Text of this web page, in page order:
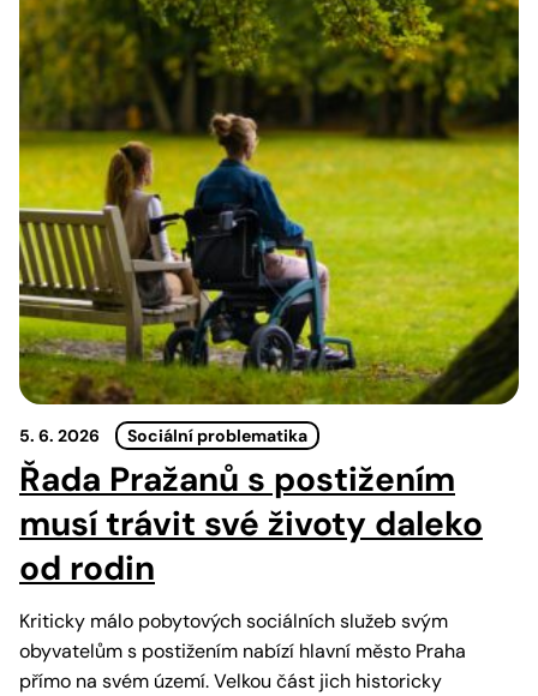
5. 6. 2026 Sociální problematika
Řada Pražanů s postižením
musí trávit své životy daleko
od rodin
Kriticky málo pobytových sociálních služeb svým
obyvatelům s postižením nabízí hlavní město Praha
přímo na svém území. Velkou část jich historicky